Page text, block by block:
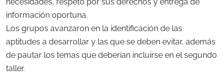
información oportuna.
Los grupos avanzaron en la identificación de las
aptitudes a desarrollar y las que se deben evitar, además
de pautar los temas que deberían incluirse en el segundo
taller.